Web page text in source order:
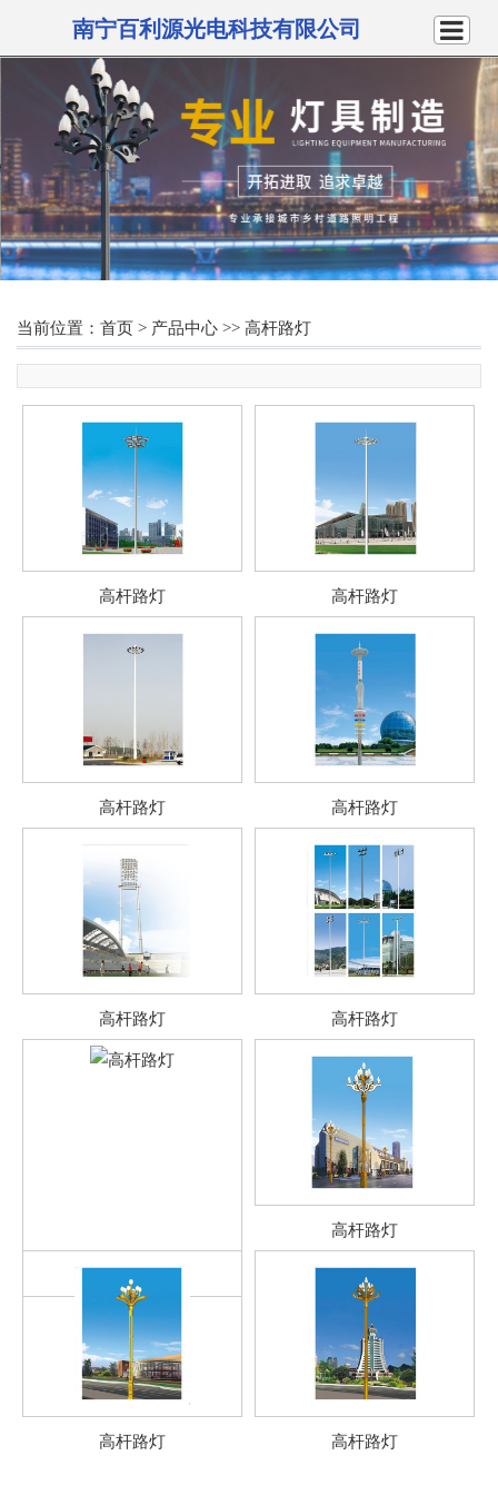
南宁百利源光电科技有限公司
当前位置： 首页 > 产品中心 >> 高杆路灯
高杆路灯 高杆路灯
高杆路灯 高杆路灯
高杆路灯 高杆路灯
高杆路灯
高杆路灯
高杆路灯 高杆路灯